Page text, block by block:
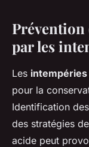
Prévention
par les
Les intempéries
pour la
Identification
des stratégies
acide peut